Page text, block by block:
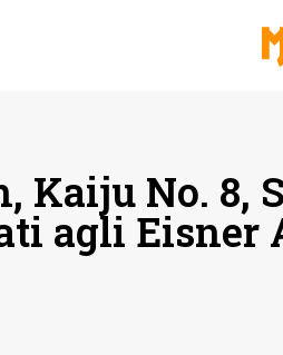
Kaiju No. 8,
agli Eisner